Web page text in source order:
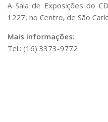
Sobre o Campus
Dirigentes
A Sala de Exposições do
1227, no Centro, de São
Mais informações:
Tel.: (16) 3373-9772